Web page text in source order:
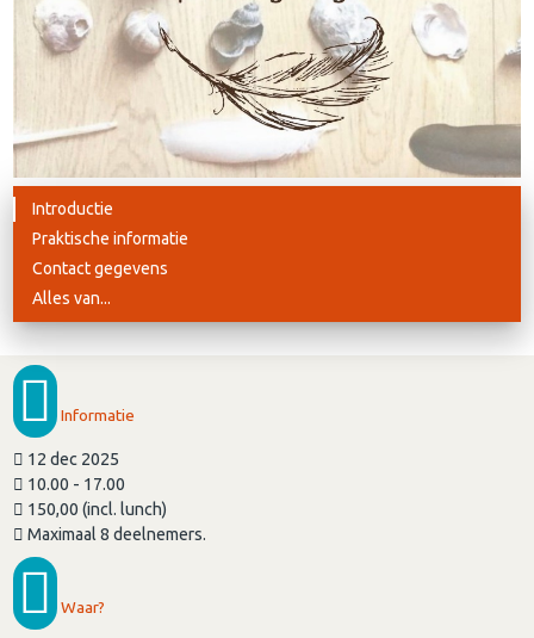
Introductie
Praktische informatie
Contact gegevens
Alles van...
Informatie
12 dec 2025
10.00 - 17.00
150,00 (incl. lunch)
Maximaal 8 deelnemers.
Waar?